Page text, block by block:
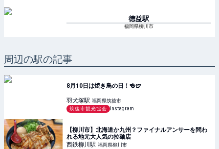
徳益駅
福岡県柳川市
周辺の駅の記事
8月10日は焼き鳥の日！🍻🍺
羽犬塚駅 福岡県筑後市
筑後市観光協会
Instagram
【柳川市】北海道か九州？ファイナルアンサーを問わ
れる地元大人気の拉麺店
西鉄柳川駅 福岡県柳川市